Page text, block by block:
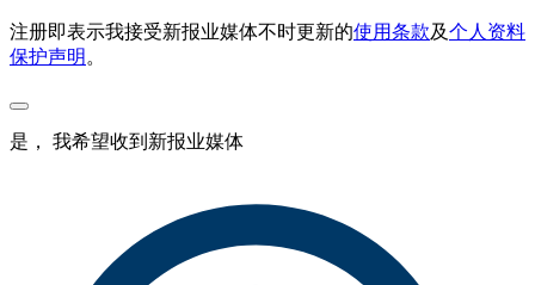
注册即表示我接受新报业媒体不时更新的使用条款及个人资料
保护声明 。
是， 我希望收到新报业媒体